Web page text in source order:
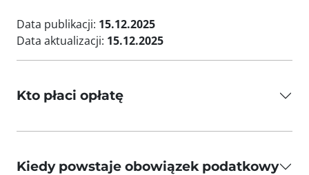
Data publikacji: 15.12.2025
Data aktualizacji: 15.12.2025
Kto płaci opłatę
Kiedy powstaje obowiązek podatkowy